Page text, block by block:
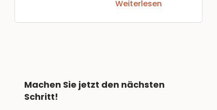
Weiterlesen
Machen Sie jetzt den nächsten
Schritt!